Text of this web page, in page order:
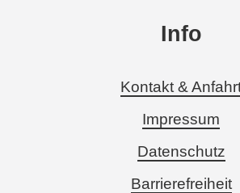
Info
Kontakt &
Impressum
Datenschutz
Barrierefreiheit